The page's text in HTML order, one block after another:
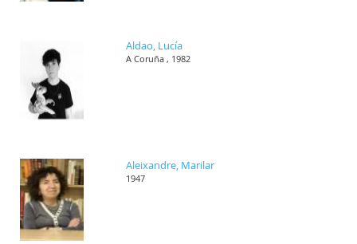
Aldao, Lucía
A Coruña , 1982
Aleixandre, Marilar
1947